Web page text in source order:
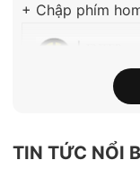
+ Chập phím
TIN TỨC NỔI